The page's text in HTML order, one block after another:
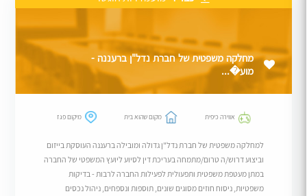
מחלקה משפטית של חברת נדל"ן ברעננה -
מוע�...
אווירה כיפית מקום שהוא בית מיקום פגז
למחלקה משפטית של חברת נדל"ן גדולה ומובילה ברעננה העוסקת בייזום
וביצוע דרוש/ה טרום/מתמחה בעריכת דין לסיוע ליועץ המשפטי של החברה
במתן מעטפת משפטית ותפעולית לפעילות החברה לרבות - בדיקות
משפטיות, ניסוח חוזים מסוגים שונים, תוספות ונספחים, ניהול נכסים